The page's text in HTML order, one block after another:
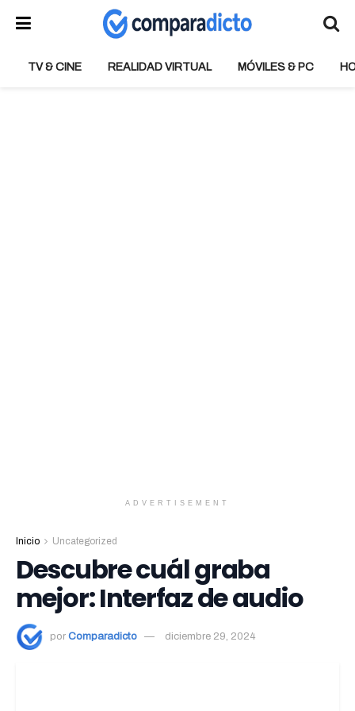
TV & CINE REALIDAD VIRTUAL MÓVILES & PC
ADVERTISEMENT
Inicio Uncategorized
Descubre cuál graba
mejor: Interfaz de audio
por Comparadicto diciembre 29, 2024